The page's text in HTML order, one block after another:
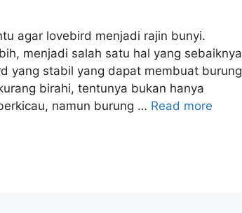
agar lovebird menjadi rajin bunyi.
menjadi salah satu hal yang sebaiknya
yang stabil yang dapat membuat burung
birahi, tentunya bukan hanya
namun burung … Read more